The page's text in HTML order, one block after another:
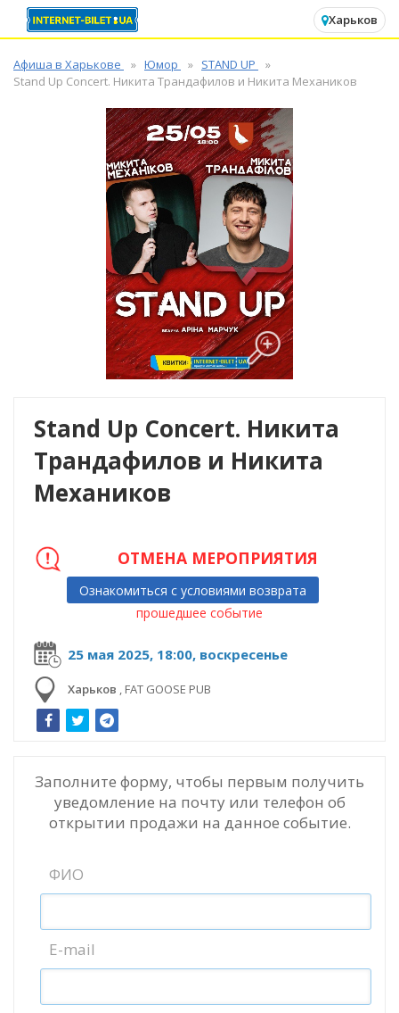
Харьков
Афиша в Харькове Юмор
STAND UP
Stand Up Concert. Никита Трандафилов и Никита Механиков
Stand Up Concert. Никита
Трандафилов и Никита
Механиков
25 мая 2025, 18:00, воскресенье
Харьков , FAT GOOSE PUB
ОТМЕНА МЕРОПРИЯТИЯ
Ознакомиться с условиями возврата
прошедшее событие
Заполните форму, чтобы первым получить
уведомление на почту или телефон об
открытии продажи на данное событие.
ФИО
E-mail